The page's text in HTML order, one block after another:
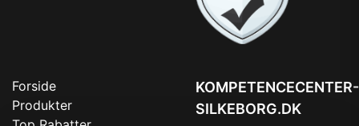
Forside
Produkter
KOMPETENCECENTER-
SILKEBORG.DK